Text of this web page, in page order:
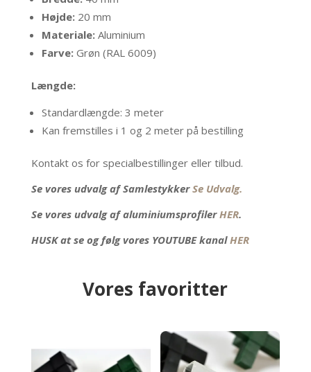
Højde:20 mm
Materiale:Aluminium
Farve:Grøn (RAL 6009)
Længde:
Standardlængde: 3 meter
Kan fremstilles i 1 og 2 meter på bestilling
Kontakt os for specialbestillinger eller tilbud.
Se vores udvalg af SamlestykkerSe Udvalg.
Se vores udvalg af aluminiumsprofilerHER.
HUSK at se og følg vores YOUTUBE kanalHER
Vores favoritter